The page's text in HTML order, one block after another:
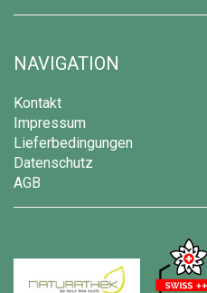
NAVIGATION
Kontakt
Impressum
Lieferbedingungen
Datenschutz
AGB